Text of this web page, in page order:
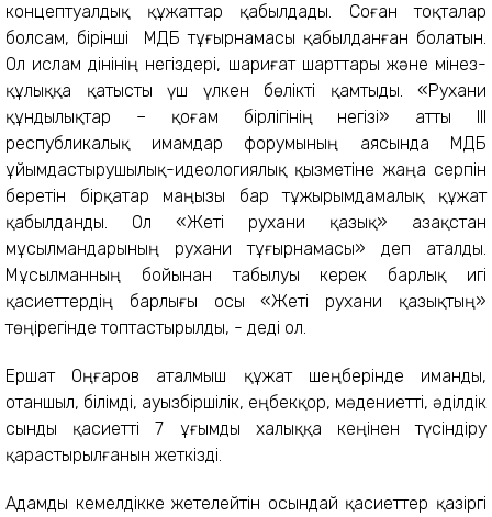
концептуалдық құжаттар қабылдады. Соған тоқталар
болсам, бірінші ҚМДБ тұғырнамасы қабылданған болатын.
Ол ислам дінінің негіздері, шариғат шарттары және мінез-
құлыққа қатысты үш үлкен бөлікті қамтыды. «Рухани
құндылықтар – қоғам бірлігінің негізі» атты ІІІ
республикалық имамдар форумының аясында ҚМДБ
ұйымдастырушылық-идеологиялық қызметіне жаңа серпін
беретін бірқатар маңызы бар тұжырымдамалық құжат
қабылданды. Ол «Жеті рухани қазық» Қазақстан
мұсылмандарының рухани тұғырнамасы» деп аталды.
Мұсылманның бойынан табылуы керек барлық игі
қасиеттердің барлығы осы «Жеті рухани қазықтың»
төңірегінде топтастырылды, - деді ол.
Ершат Оңғаров аталмыш құжат шеңберінде иманды,
отаншыл, білімді, ауызбіршілік, еңбекқор, мәдениетті, әділдік
сынды қасиетті 7 ұғымды халыққа кеңінен түсіндіру
қарастырылғанын жеткізді.
Адамды кемелдікке жетелейтін осындай қасиеттер қазіргі